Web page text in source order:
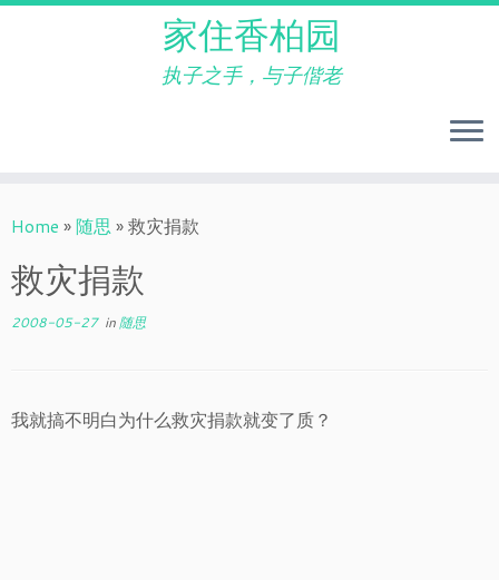
to
家住香柏园
执子之手，与子偕老
Home »随思 »救灾捐款
救灾捐款
2008-05-27in随思
我就搞不明白为什么救灾捐款就变了质？